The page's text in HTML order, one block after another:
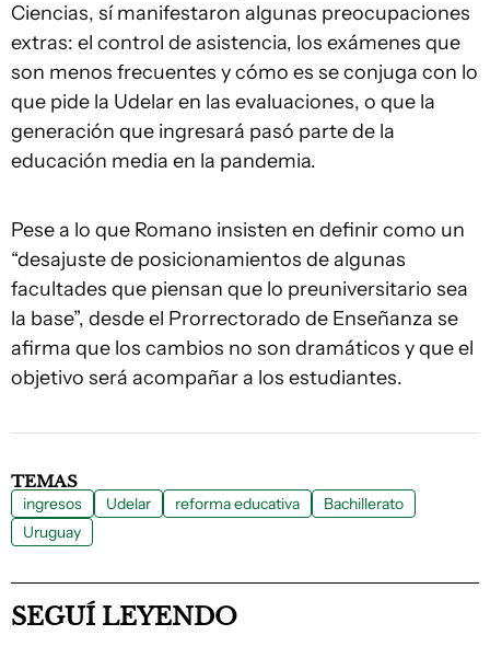
Ciencias, sí manifestaron algunas preocupaciones
extras: el control de asistencia, los exámenes que
son menos frecuentes y cómo es se conjuga con lo
que pide la Udelar en las evaluaciones, o que la
generación que ingresará pasó parte de la
educación media en la pandemia.
Pese a lo que Romano insisten en definir como un
“desajuste de posicionamientos de algunas
facultades que piensan que lo preuniversitario sea
la base”, desde el Prorrectorado de Enseñanza se
afirma que los cambios no son dramáticos y que el
objetivo será acompañar a los estudiantes.
TEMAS
ingresos Udelar reforma educativa
Bachillerato
Uruguay
SEGUÍ LEYENDO